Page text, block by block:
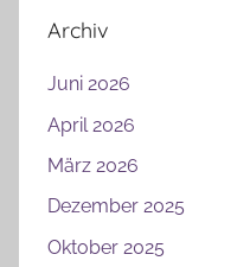
Archiv
Juni 2026
April 2026
März 2026
Dezember 2025
Oktober 2025